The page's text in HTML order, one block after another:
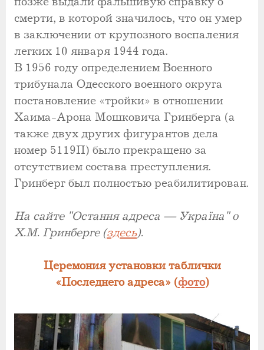
смерти, в которой значилось, что он умер
в заключении от крупозного воспаления
легких 10 января 1944 года.
В 1956 году определением Военного
трибунала Одесского военного округа
постановление «тройки» в отношении
Хаима-Арона Мошковича Гринберга (а
также двух других фигурантов дела
номер 5119П) было прекращено за
отсутствием состава преступления.
Гринберг был полностью реабилитирован.
На сайте "Остання адреса — Україна" о
Х.М. Гринберге (здесь).
Церемония установки таблички
«Последнего адреса» (фото)